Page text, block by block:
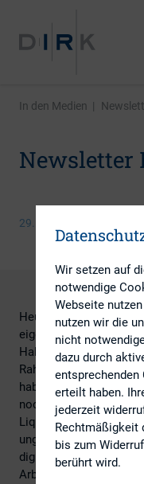
In den Medien |
Newsletter
29. Mai 2015
Heute wenden wir uns
eigentlich zu einem
Haben Sie einmal
Rahmenbedingungen
haben? Woran
noch ein zuverlässiger
Liquiditätsschwemme,
ungeahnten Höhen
digitale
Arbeit? Gespannt
Wir setzen auf
notwendige
Webseite
nutzen wir die
nicht
dazu durch
entsprechenden
erteilt haben.
jederzeit
Rechtmäßigkeit
bis zum
berührt wird.